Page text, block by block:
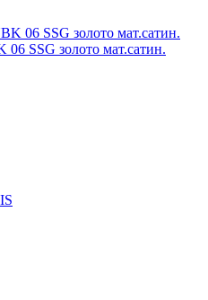
SSG золото мат.сатин.